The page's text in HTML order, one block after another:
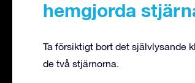
hemgjorda
Ta försiktigt bort det självlysande
de två stjärnorna.